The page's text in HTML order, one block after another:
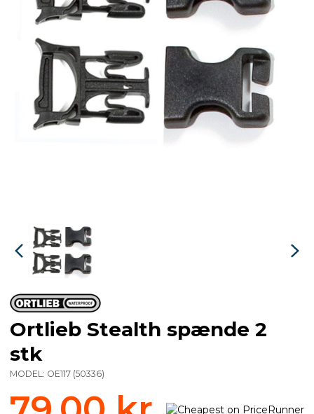
Ortlieb Stealth spænde 2
stk
MODEL: OE117 (50336)